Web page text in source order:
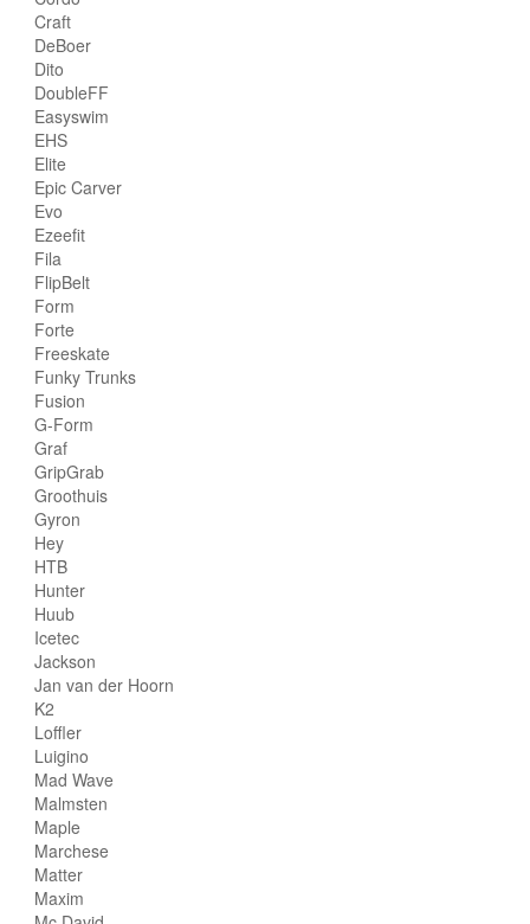
Craft
DeBoer
Dito
DoubleFF
Easyswim
EHS
Elite
Epic Carver
Evo
Ezeefit
Fila
FlipBelt
Form
Forte
Freeskate
Funky Trunks
Fusion
G-Form
Graf
GripGrab
Groothuis
Gyron
Hey
HTB
Hunter
Huub
Icetec
Jackson
Jan van der Hoorn
K2
Loffler
Luigino
Mad Wave
Malmsten
Maple
Marchese
Matter
Maxim